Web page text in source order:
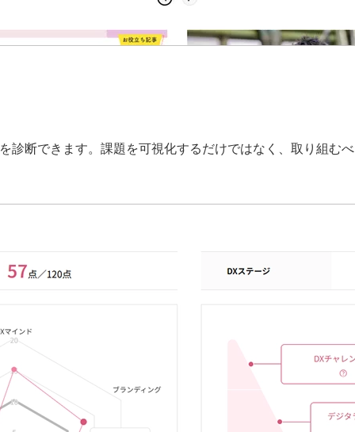
診断できます。課題を可視化するだけではなく、取り組む